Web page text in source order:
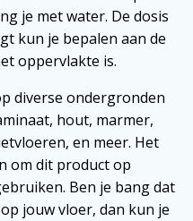
je met water. De dosis
kun je bepalen aan de
oppervlakte is.
diverse ondergronden
hout, marmer,
en meer. Het
om dit product op
Ben je bang dat
jouw vloer, dan kun je